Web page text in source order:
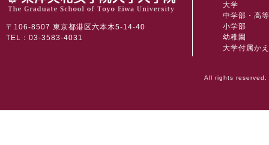
〒106-8507 東京都港区六本木5-14-40
TEL：03-3583-4031
大学
中学部・高
小学部
幼稚園
大学付属か
All rights reserved.